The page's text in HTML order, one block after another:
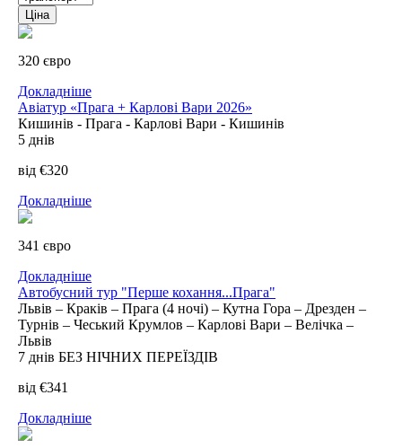
320 євро
Докладніше
Авіатур «Прага + Карлові Вари 2026»
Кишинів - Прага - Карлові Вари - Кишинів
5 днів
від €320
Докладніше
341 євро
Докладніше
Автобусний тур "Перше кохання...Прага"
Львів – Краків – Прага (4 ночі) – Кутна Гора – Дрезден –
Турнів – Чеський Крумлов – Карлові Вари – Велічка –
Львів
7 днів БЕЗ НІЧНИХ ПЕРЕЇЗДІВ
від €341
Докладніше